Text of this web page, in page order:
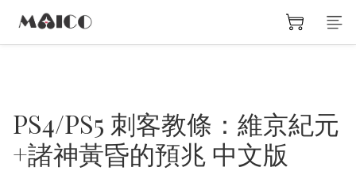
PS4/PS5 刺客教條：維京紀元
+諸神黃昏的預兆 中文版